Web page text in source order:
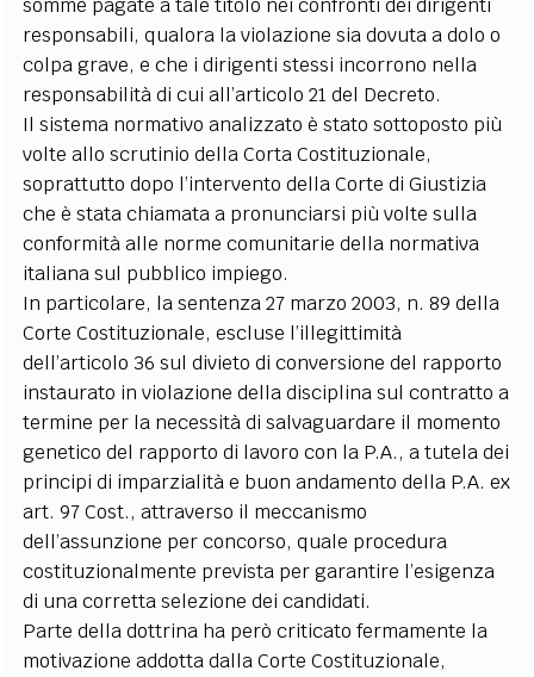
somme pagate a tale titolo nei confronti dei dirigenti
responsabili, qualora la violazione sia dovuta a dolo o
colpa grave, e che i dirigenti stessi incorrono nella
responsabilità di cui all’articolo 21 del Decreto.
Il sistema normativo analizzato è stato sottoposto più
volte allo scrutinio della Corta Costituzionale,
soprattutto dopo l’intervento della Corte di Giustizia
che è stata chiamata a pronunciarsi più volte sulla
conformità alle norme comunitarie della normativa
italiana sul pubblico impiego.
In particolare, la sentenza 27 marzo 2003, n. 89 della
Corte Costituzionale, escluse l’illegittimità
dell’articolo 36 sul divieto di conversione del rapporto
instaurato in violazione della disciplina sul contratto a
termine per la necessità di salvaguardare il momento
genetico del rapporto di lavoro con la P.A., a tutela dei
principi di imparzialità e buon andamento della P.A. ex
art. 97 Cost., attraverso il meccanismo
dell’assunzione per concorso, quale procedura
costituzionalmente prevista per garantire l’esigenza
di una corretta selezione dei candidati.
Parte della dottrina ha però criticato fermamente la
motivazione addotta dalla Corte Costituzionale,